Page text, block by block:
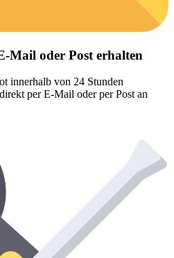
Mail oder Post erhalten
innerhalb von 24 Stunden
per E-Mail oder per Post an